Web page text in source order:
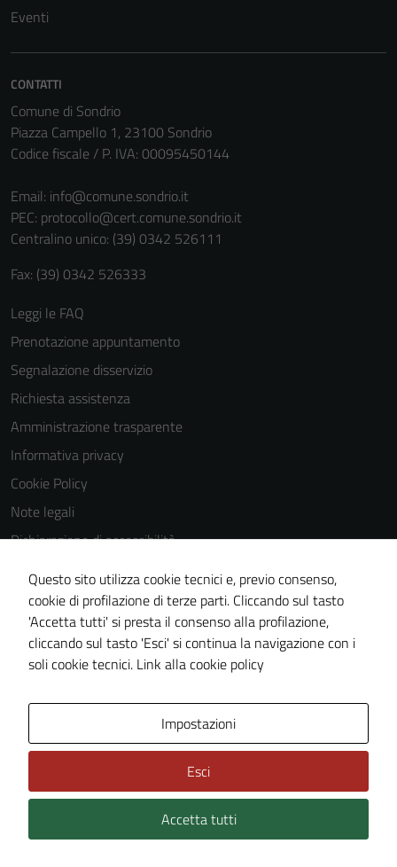
Eventi
CONTATTI
Comune di Sondrio
Piazza Campello 1, 23100 Sondrio
Codice fiscale / P. IVA: 00095450144
Email: info@comune.sondrio.it
PEC: protocollo@cert.comune.sondrio.it
Centralino unico: (39) 0342 526111
Fax: (39) 0342 526333
Leggi le FAQ
Prenotazione appuntamento
Segnalazione disservizio
Richiesta assistenza
Amministrazione trasparente
Informativa privacy
Cookie Policy
Note legali
Dichiarazione di accessibilità
Dichiarazione di accessibilità Servizi
Whistleblowing
Piano di miglioramento del sito
Area riservata
Technical Design s.r.l.
Questo sito utilizza cookie tecnici e, previo consenso,
cookie di profilazione di terze parti. Cliccando sul tasto
'Accetta tutti' si presta il consenso alla profilazione,
cliccando sul tasto 'Esci' si continua la navigazione con i
soli cookie tecnici. Link alla cookie policy
Impostazioni
Esci
Accetta tutti
per il
possono